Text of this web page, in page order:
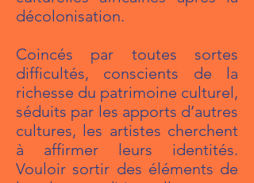
décolonisation.
Coincés par toutes sortes
difficultés, conscients de la
richesse du patrimoine culturel,
séduits par les apports d’autres
cultures, les artistes cherchent
à affirmer leurs identités.
Vouloir sortir des éléments de